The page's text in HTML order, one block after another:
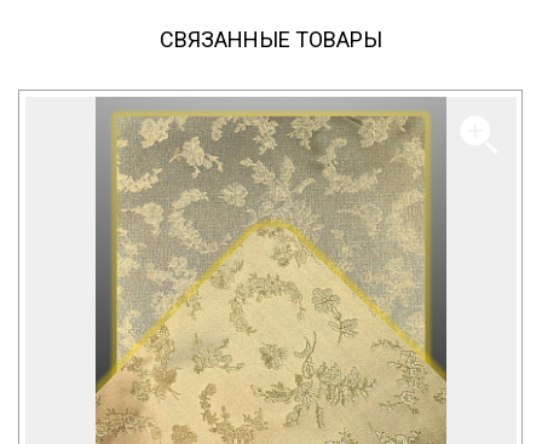
СВЯЗАННЫЕ ТОВАРЫ